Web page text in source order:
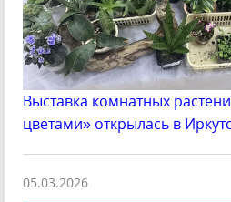
Выставка комнатных
цветами» открылась в
05.03.2026